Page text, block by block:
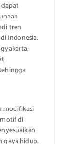
tren
Indonesia.
modifikasi
di
gaya hidup.